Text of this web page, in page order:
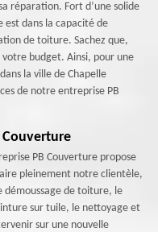
réparation. Fort d’une solide
est dans la capacité de
de toiture. Sachez que,
votre budget. Ainsi, pour une
la ville de Chapelle
de notre entreprise PB
Couverture
PB Couverture propose
pleinement notre clientèle,
démoussage de toiture, le
sur tuile, le nettoyage et
sur une nouvelle